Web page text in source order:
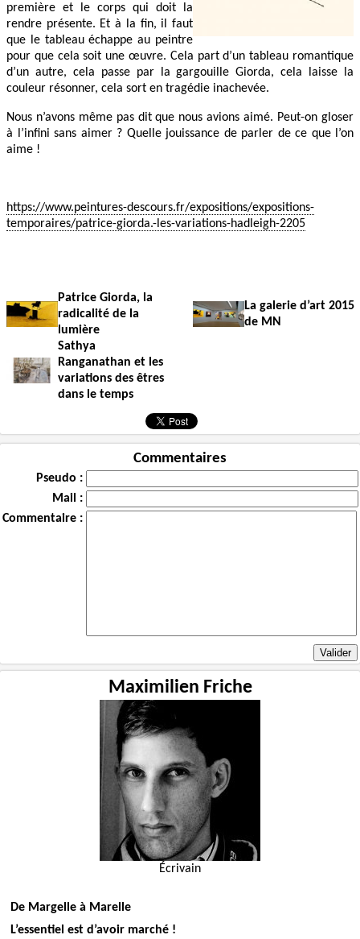
première et le corps qui doit la
rendre présente. Et à la fin, il faut
que le tableau échappe au peintre
pour que cela soit une œuvre. Cela part d’un tableau romantique
d’un autre, cela passe par la gargouille Giorda, cela laisse la
couleur résonner, cela sort en tragédie inachevée.
Nous n’avons même pas dit que nous avions aimé. Peut-on gloser
à l’infini sans aimer ? Quelle jouissance de parler de ce que l’on
aime !
https://www.peintures-descours.fr/expositions/expositions-
temporaires/patrice-giorda.-les-variations-hadleigh-2205
Patrice Giorda, la
radicalité de la
lumière
La galerie d’art 2015
de MN
Sathya
Ranganathan et les
variations des êtres
dans le temps
Commentaires
Pseudo :
Mail :
Commentaire :
Maximilien Friche
Écrivain
De Margelle à Marelle
L’essentiel est d’avoir marché !